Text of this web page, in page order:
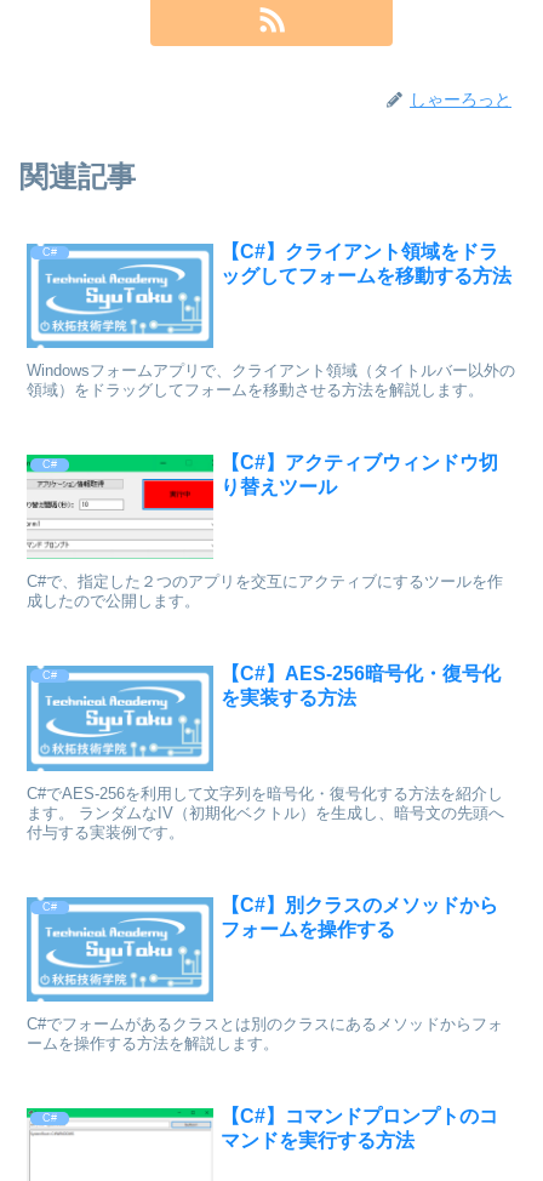
しゃーろっと
関連記事
C#
【C#】クライアント領域をドラ
ッグしてフォームを移動する方法
Windowsフォームアプリで、クライアント領域（タイトルバー以外の
領域）をドラッグしてフォームを移動させる方法を解説します。
C#
【C#】アクティブウィンドウ切
り替えツール
C#で、指定した２つのアプリを交互にアクティブにするツールを作
成したので公開します。
C#
【C#】AES-256暗号化・復号化
を実装する方法
C#でAES-256を利用して文字列を暗号化・復号化する方法を紹介し
ます。 ランダムなIV（初期化ベクトル）を生成し、暗号文の先頭へ
付与する実装例です。
C#
【C#】別クラスのメソッドから
フォームを操作する
C#でフォームがあるクラスとは別のクラスにあるメソッドからフォ
ームを操作する方法を解説します。
C#
【C#】コマンドプロンプトのコ
マンドを実行する方法